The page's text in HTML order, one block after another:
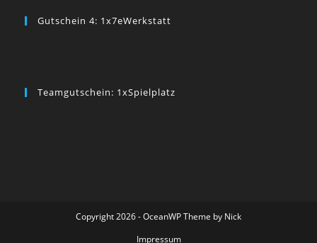
Gutschein 4: 1x7eWerkstatt
Teamgutschein: 1xSpielplatz
Copyright 2026 - OceanWP Theme by Nick
Impressum